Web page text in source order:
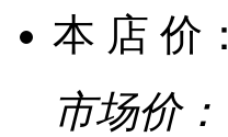
本 店 价：
市场价：